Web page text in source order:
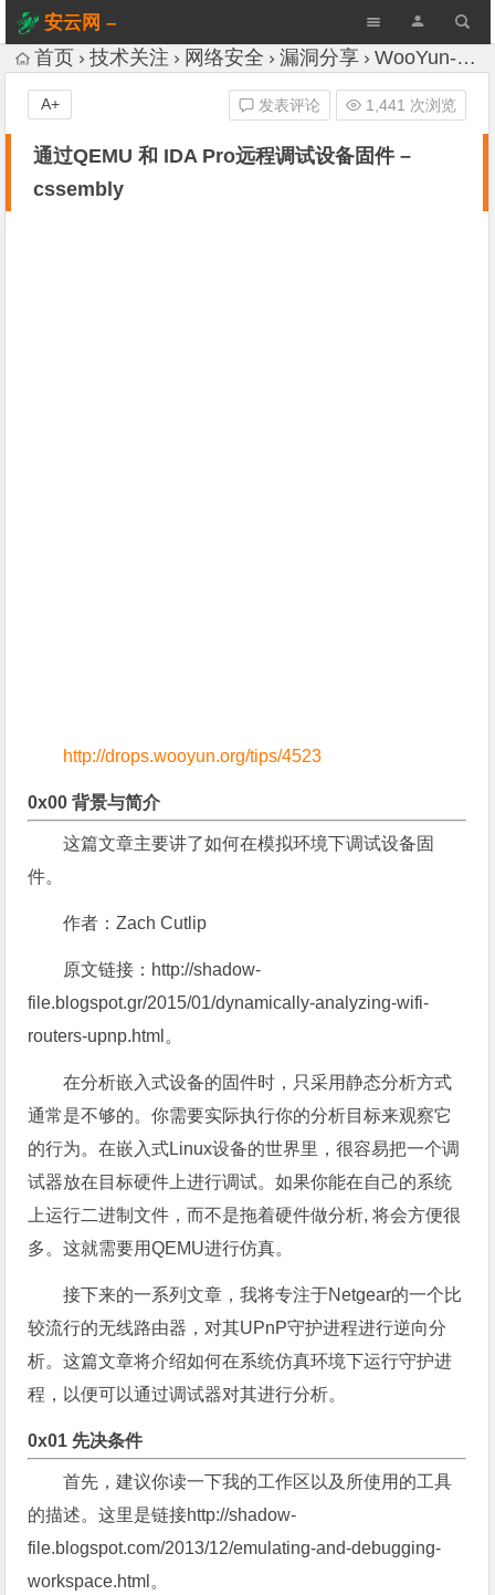
安云网 –
AnYun.ORG
首页 技术关注 网络安全 漏洞分享 WooYun-Drops
通过QEMU 和 IDA Pro远程调试设备固件 –
cssembly
发表评论 1,441 次浏览
A+
http://drops.wooyun.org/tips/4523
0x00 背景与简介
这篇文章主要讲了如何在模拟环境下调试设备固
件。
作者：Zach Cutlip
原文链接：http://shadow-
file.blogspot.gr/2015/01/dynamically-analyzing-wifi-
routers-upnp.html。
在分析嵌入式设备的固件时，只采用静态分析方式
通常是不够的。你需要实际执行你的分析目标来观察它
的行为。在嵌入式Linux设备的世界里，很容易把一个调
试器放在目标硬件上进行调试。如果你能在自己的系统
上运行二进制文件，而不是拖着硬件做分析, 将会方便很
多。这就需要用QEMU进行仿真。
接下来的一系列文章，我将专注于Netgear的一个比
较流行的无线路由器，对其UPnP守护进程进行逆向分
析。这篇文章将介绍如何在系统仿真环境下运行守护进
程，以便可以通过调试器对其进行分析。
0x01 先决条件
首先，建议你读一下我的工作区以及所使用的工具
的描述。这里是链接http://shadow-
file.blogspot.com/2013/12/emulating-and-debugging-
workspace.html。